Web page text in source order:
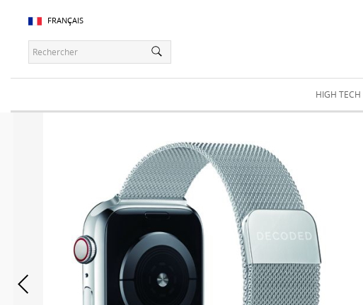
FRANÇAIS
HIGH TECH